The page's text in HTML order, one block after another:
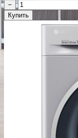
−
Купить